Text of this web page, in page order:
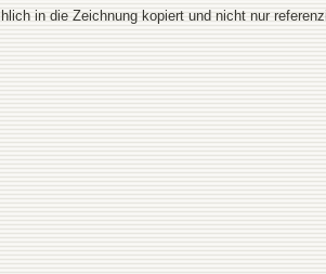
in die Zeichnung kopiert und nicht nur